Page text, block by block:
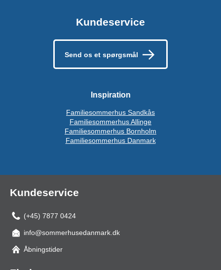
Kundeservice
Send os et spørgsmål
Inspiration
Familiesommerhus Sandkås
Familiesommerhus Allinge
Familiesommerhus Bornholm
Familiesommerhus Danmark
Kundeservice
(+45) 7877 0424
info@sommerhusedanmark.dk
Åbningstider